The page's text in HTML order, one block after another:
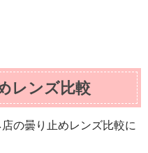
レンズ比較
の曇り止めレンズ比較に